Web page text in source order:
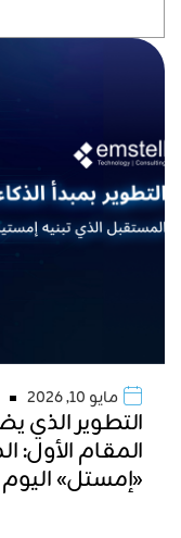
مايو 10, 2026
التطوير الذي
المقام الأول:
«إمستل» اليوم